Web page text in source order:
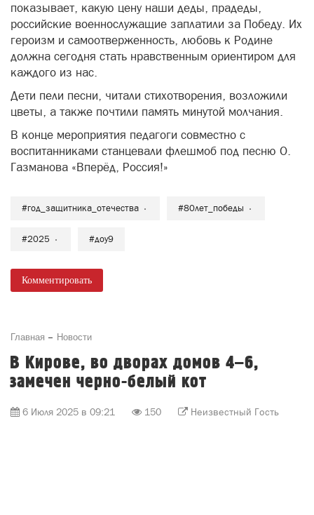
показывает, какую цену наши деды, прадеды,
российские военнослужащие заплатили за Победу. Их
героизм и самоотверженность, любовь к Родине
должна сегодня стать нравственным ориентиром для
каждого из нас.
Дети пели песни, читали стихотворения, возложили
цветы, а также почтили память минутой молчания.
В конце мероприятия педагоги совместно с
воспитанниками станцевали флешмоб под песню О.
Газманова «Вперёд, Россия!»
#год_защитника_отечества #80лет_победы
#2025 #доу9
Комментировать
Главная Новости
В Кирове, во дворах домов 4–6,
замечен черно-белый кот
6 Июля 2025 в 09:21 150 Неизвестный Гость